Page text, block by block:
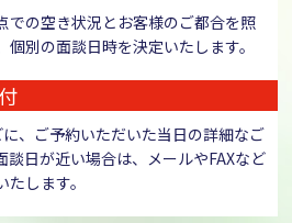
での空き状況とお客様のご都合を照
別の面談日時を決定いたします。
、ご予約いただいた当日の詳細なご
談日が近い場合は、メールやFAXなど
します。